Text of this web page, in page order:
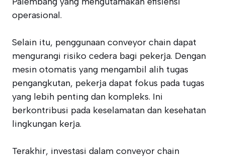
operasional.
Selain itu, penggunaan conveyor chain dapat
mengurangi risiko cedera bagi pekerja. Dengan
mesin otomatis yang mengambil alih tugas
pengangkutan, pekerja dapat fokus pada tugas
yang lebih penting dan kompleks. Ini
berkontribusi pada keselamatan dan kesehatan
lingkungan kerja.
Terakhir, investasi dalam conveyor chain